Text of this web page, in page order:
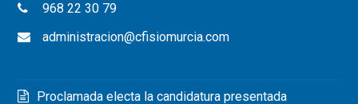
968 22 30 79
administracion@cfisiomurcia.com
Proclamada electa la candidatura presentada